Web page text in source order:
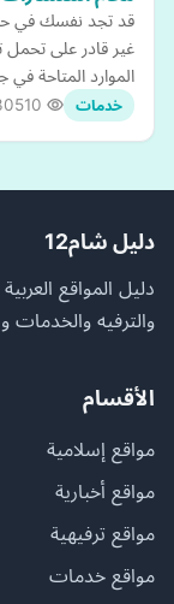
قد تجد نفسك في
غير قادر على
الموارد المتاحة
خدمات
دليل شام12
دليل المواقع
والترفيه والخدمات
الأقسام
مواقع إسلامية
مواقع أخبارية
مواقع ترفيهية
مواقع خدمات